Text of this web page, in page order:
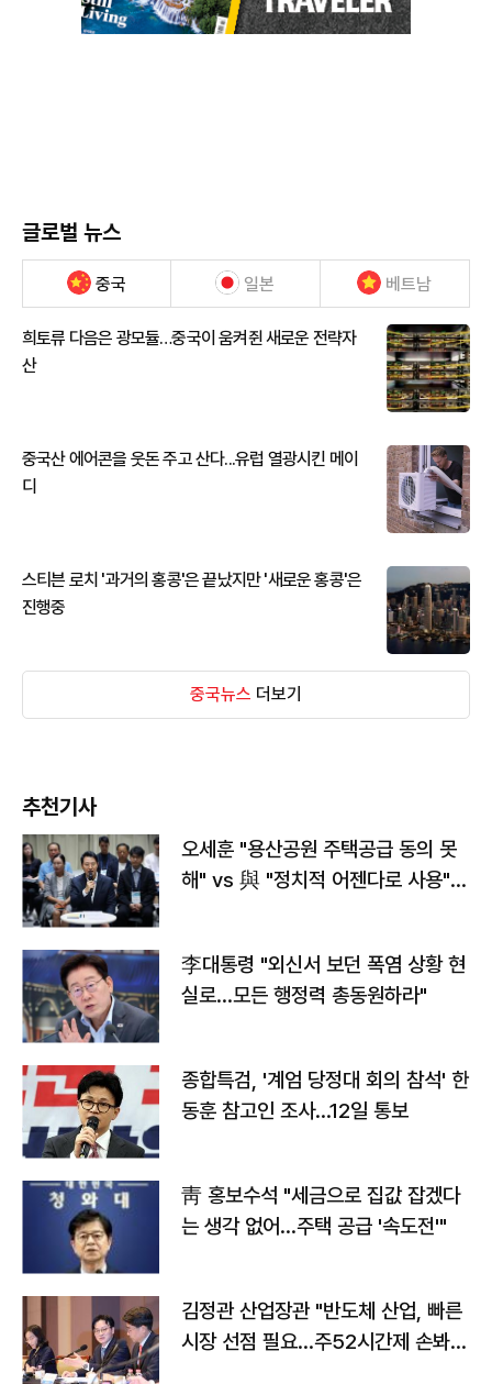
글로벌 뉴스
중국 일본 베트남
희토류 다음은 광모듈…중국이 움켜쥔 새로운 전략자
산
중국산 에어콘을 웃돈 주고 산다...유럽 열광시킨 메이
디
스티븐 로치 '과거의 홍콩'은 끝났지만 '새로운 홍콩'은
진행중
중국뉴스 더보기
추천기사
오세훈 "용산공원 주택공급 동의 못
해" vs 與 "정치적 어젠다로 사용"
李대통령 "외신서 보던 폭염 상황 현
실로…모든 행정력 총동원하라"
종합특검, '계엄 당정대 회의 참석' 한
동훈 참고인 조사...12일 통보
靑 홍보수석 "세금으로 집값 잡겠다
는 생각 없어…주택 공급 '속도전'"
김정관 산업장관 "반도체 산업, 빠른
시장 선점 필요…주52시간제 손봐